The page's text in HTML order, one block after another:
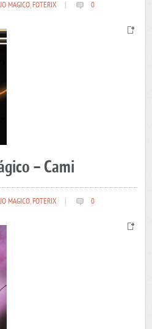
MAGICO,FOTERIX 0
– Cami
MAGICO,FOTERIX 0